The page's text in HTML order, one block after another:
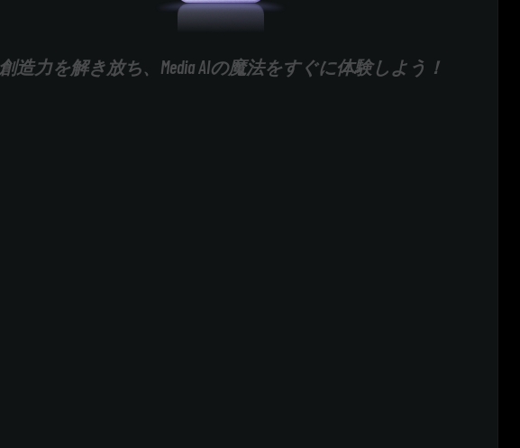
創造力を解き放ち、Media AIの魔法をすぐに体験しよう！